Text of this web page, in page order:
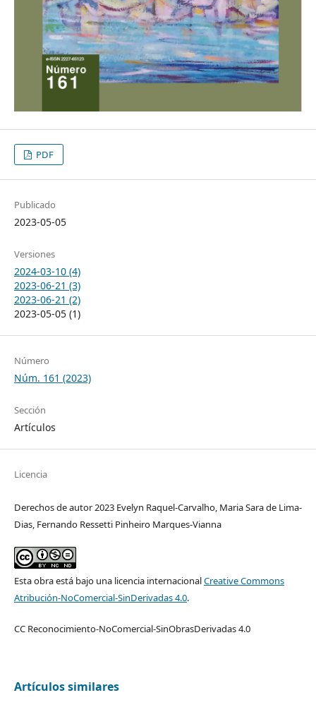
PDF
Publicado
2023-05-05
Versiones
2024-03-10 (4)
2023-06-21 (3)
2023-06-21 (2)
2023-05-05 (1)
Número
Núm. 161 (2023)
Sección
Artículos
Licencia
Derechos de autor 2023 Evelyn Raquel-Carvalho, Maria Sara de Lima-
Dias, Fernando Ressetti Pinheiro Marques-Vianna
Esta obra está bajo una licencia internacionalCreative Commons
Atribución-NoComercial-SinDerivadas 4.0.
CC Reconocimiento-NoComercial-SinObrasDerivadas 4.0
Artículos similares